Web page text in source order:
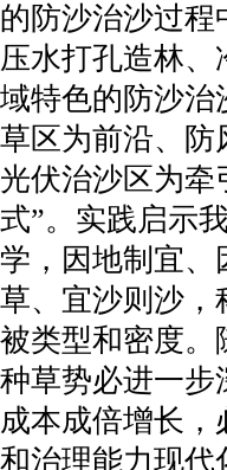
的防沙治沙过
压水打孔造林
域特色的防沙治
草区为前沿、防
光伏治沙区为牵
式”。实践启示
学，因地制宜、
草、宜沙则沙，
被类型和密度。
种草势必进一步
成本成倍增长
和治理能力现代